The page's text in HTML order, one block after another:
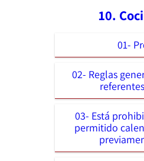
10.
01-
02- Reglas
03- Está
permitido